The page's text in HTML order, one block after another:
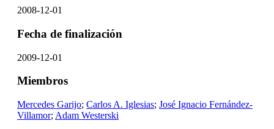
2008-12-01
Fecha de finalización
2009-12-01
Miembros
Mercedes Garijo; Carlos A. Iglesias; José Ignacio Fernández-
Villamor; Adam Westerski